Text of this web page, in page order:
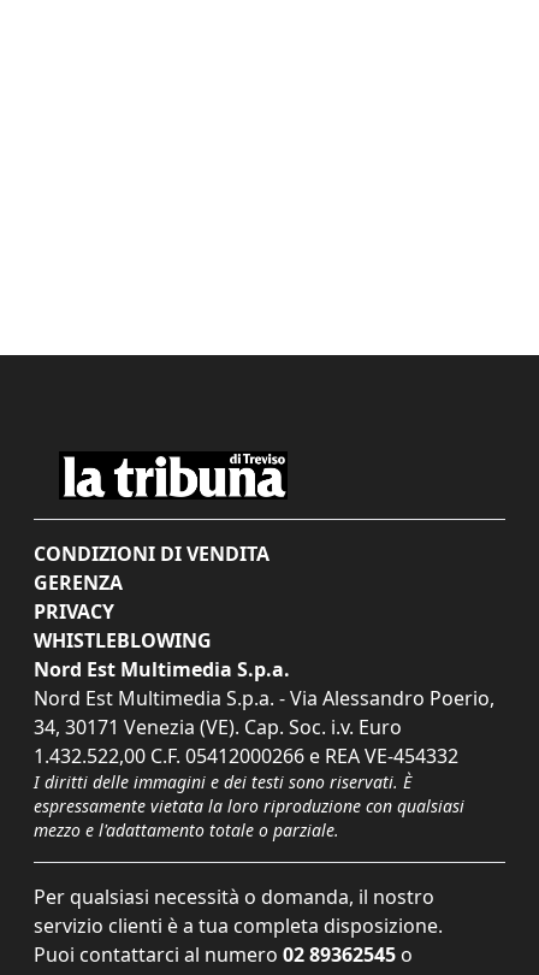
CONDIZIONI DI VENDITA
GERENZA
PRIVACY
WHISTLEBLOWING
Nord Est Multimedia S.p.a.
Nord Est Multimedia S.p.a. - Via Alessandro Poerio,
34, 30171 Venezia (VE). Cap. Soc. i.v. Euro
1.432.522,00 C.F. 05412000266 e REA VE-454332
I diritti delle immagini e dei testi sono riservati. È
espressamente vietata la loro riproduzione con qualsiasi
mezzo e l'adattamento totale o parziale.
Per qualsiasi necessità o domanda, il nostro
servizio clienti è a tua completa disposizione.
Puoi contattarci al numero 02 89362545 o